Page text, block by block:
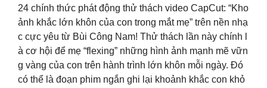
24 chính thức phát động thử thách video CapCut: “Kho
ảnh khắc lớn khôn của con trong mắt mẹ” trên nền nhạ
c cực yêu từ Bùi Công Nam! Thử thách lần này chính l
à cơ hội để mẹ “flexing” những hình ảnh mạnh mẽ vữn
g vàng của con trên hành trình lớn khôn mỗi ngày. Đó
có thể là đoạn phim ngắn ghi lại khoảnh khắc con khỏ